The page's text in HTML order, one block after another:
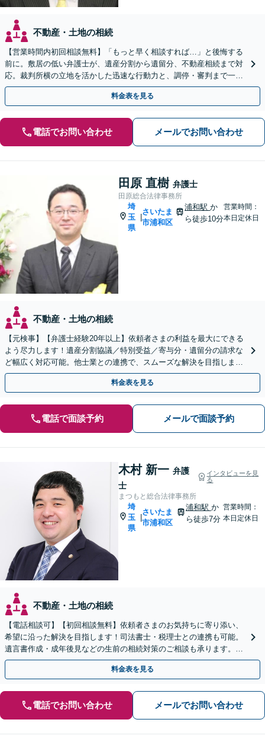
不動産・土地の相続
【営業時間内初回相談無料】「もっと早く相談すれば…」と後悔する
前に。敷居の低い弁護士が、遺産分割から遺留分、不動産相続まで対
応。裁判所横の立地を活かした迅速な行動力と、調停・審判まで一貫
対応できるのが強みです。埼玉県内出張も可能です。
料金表を見る
電話でお問い合わせ メールでお問い合わせ
田原 直樹 弁護士
田原総合法律事務所
埼
玉
県
|
さいたま
市浦和区
浦和駅か
ら徒歩10分
営業時間：
本日定休日
不動産・土地の相続
【元検事】【弁護士経験20年以上】依頼者さまの利益を最大にできる
よう尽力します！遺産分割協議／特別受益／寄与分・遺留分の請求な
ど幅広く対応可能。他士業との連携で、スムーズな解決を目指しま
す。お早めにご相談ください【初回相談無料】
料金表を見る
電話で面談予約 メールで面談予約
木村 新一 弁護
士
インタビューを見
る
まつもと総合法律事務所
埼
玉
県
|
さいたま
市浦和区
浦和駅 か
ら徒歩7分
営業時間：
本日定休日
不動産・土地の相続
【電話相談可】【初回相談無料】依頼者さまのお気持ちに寄り添い、
希望に沿った解決を目指します！司法書士・税理士との連携も可能。
遺言書作成・成年後見などの生前の相続対策のご相談も承ります。
【夜間／休日の相談可能】
料金表を見る
電話でお問い合わせ メールでお問い合わせ